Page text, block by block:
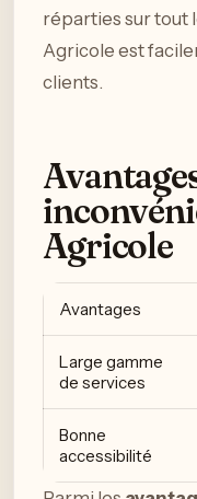
réparties sur tout
Agricole est
clients.
Agricole
Avantages
Large gamme
de services
Bonne
accessibilité